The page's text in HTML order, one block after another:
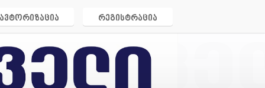
ავტორიზაცია რეგისტრაცია